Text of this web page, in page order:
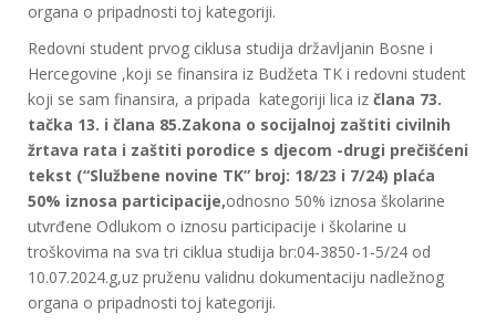
organa o pripadnosti toj kategoriji.
Redovni student prvog ciklusa studija državljanin Bosne i
Hercegovine ,koji se finansira iz Budžeta TK i redovni student
koji se sam finansira, a pripada kategoriji lica iz člana 73.
tačka 13. i člana 85.Zakona o socijalnoj zaštiti civilnih
žrtava rata i zaštiti porodice s djecom -drugi prečišćeni
tekst (“Službene novine TK” broj: 18/23 i 7/24) plaća
50% iznosa participacije,odnosno 50% iznosa školarine
utvrđene Odlukom o iznosu participacije i školarine u
troškovima na sva tri ciklua studija br:04-3850-1-5/24 od
10.07.2024.g,uz pruženu validnu dokumentaciju nadležnog
organa o pripadnosti toj kategoriji.